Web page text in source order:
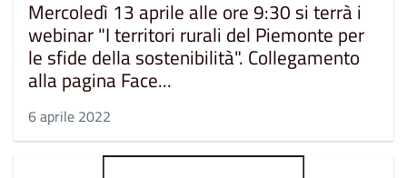
Mercoledì 13 aprile alle ore 9:30 si terrà i
webinar "I territori rurali del Piemonte per
le sfide della sostenibilità". Collegamento
alla pagina Face...
6 aprile 2022